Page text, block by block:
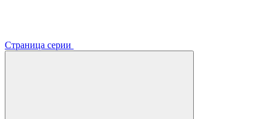
Страница серии